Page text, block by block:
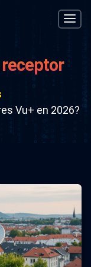
Vu+ en 2026?